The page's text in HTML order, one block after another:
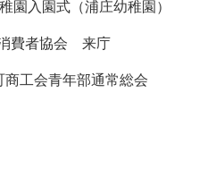
入園式（浦庄幼稚園）
費者協会 来庁
工会青年部通常総会